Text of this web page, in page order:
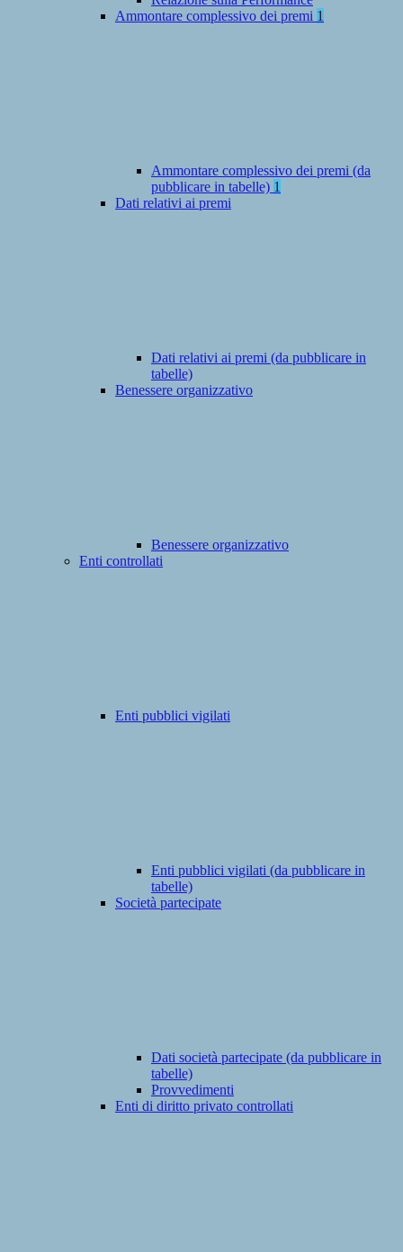
Ammontare complessivo dei premi 1
Ammontare complessivo dei premi (da
pubblicare in tabelle) 1
Dati relativi ai premi
Dati relativi ai premi (da pubblicare in
tabelle)
Benessere organizzativo
Benessere organizzativo
Enti controllati
Enti pubblici vigilati
Enti pubblici vigilati (da pubblicare in
tabelle)
Società partecipate
Dati società partecipate (da pubblicare in
tabelle)
Provvedimenti
Enti di diritto privato controllati